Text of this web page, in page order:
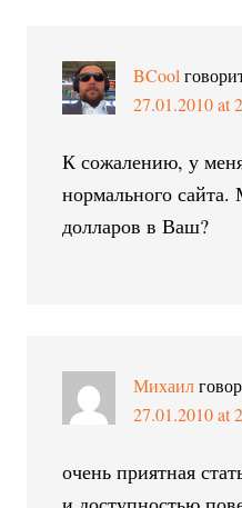
BCool
27.01.2010 at
К сожалению, у
нормального
долларов в Ваш?
Михаил
27.01.2010 at
очень приятная